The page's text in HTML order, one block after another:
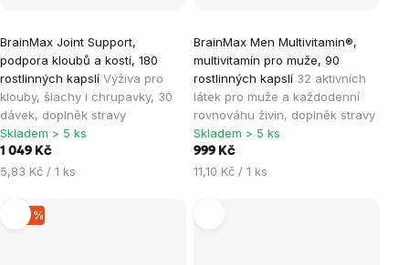
BrainMax Joint Support,
podpora kloubů a kostí, 180
rostlinných kapslí Výživa pro
klouby, šlachy i chrupavky, 30
dávek, doplněk stravy
Skladem > 5 ks
1 049 Kč
Měrná
5,83 Kč / 1 ks
BrainMax Men Multivitamin®,
multivitamín pro muže, 90
rostlinných kapslí 32 aktivních
látek pro muže a každodenní
rovnováhu živin, doplněk stravy
Skladem > 5 ks
999 Kč
Měrná
11,10 Kč / 1 ks
–35 %